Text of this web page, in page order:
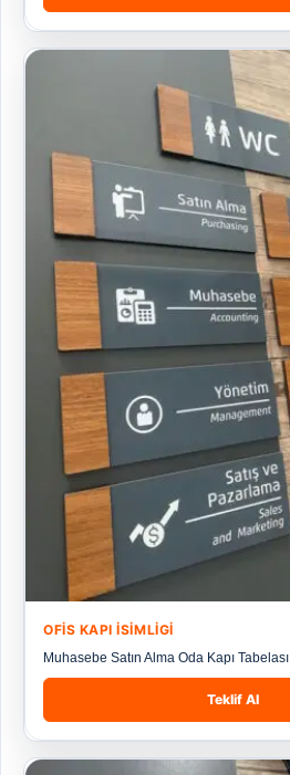
OFIS KAPI İSIMLIGI
Muhasebe Satın Alma Oda Kapı Tabelası
Teklif Al